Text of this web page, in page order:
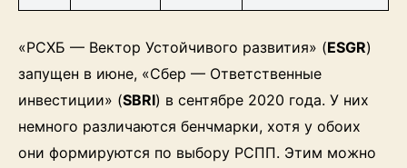
«РСХБ — Вектор Устойчивого развития» (ESGR)
запущен в июне, «Сбер — Ответственные
инвестиции» (SBRI) в сентябре 2020 года. У них
немного различаются бенчмарки, хотя у обоих
они формируются по выбору РСПП. Этим можно